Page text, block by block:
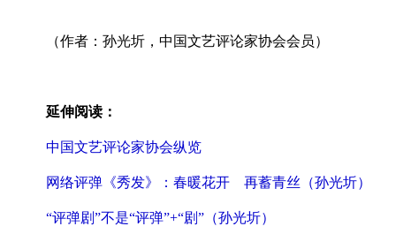
（作者：孙光圻，中国文艺评论家协会会员）
延伸阅读：
中国文艺评论家协会纵览
网络评弹《秀发》：春暖花开 再蓄青丝（孙光圻）
“评弹剧”不是“评弹”+“剧”（孙光圻）